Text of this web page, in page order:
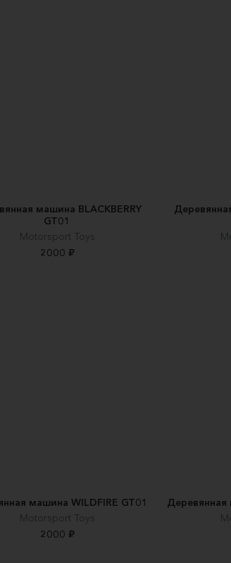
машина BLACKBERRY
GT01
Motorsport Toys
2000 ₽
машина WILDFIRE GT01
Motorsport Toys
2000 ₽
Деревянная